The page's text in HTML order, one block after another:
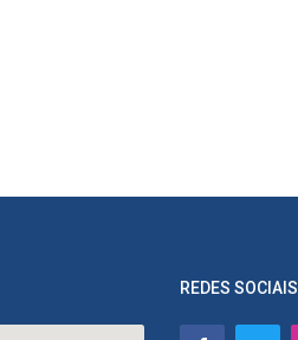
REDES SOCIAIS